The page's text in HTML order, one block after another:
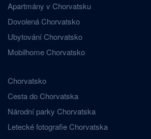
Apartmány v Chorvatsku
Dovolená Chorvatsko
Ubytování Chorvatsko
Mobilhome Chorvatsko
Chorvatsko
Cesta do Chorvatska
Národní parky Chorvatska
Letecké fotografie Chorvatska